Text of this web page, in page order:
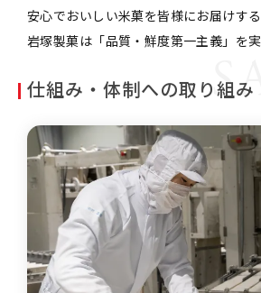
安心でおいしい米菓を皆様にお届けする
岩塚製菓は「品質・鮮度第一主義」を実
仕組み・体制への取り組み